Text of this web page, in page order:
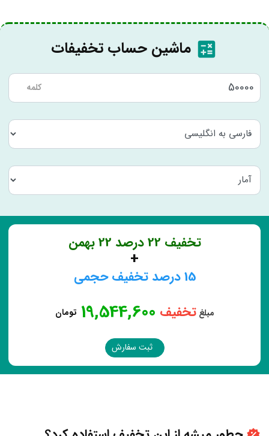
ماشین حساب تخفیفات
کلمه
تخفیف 22 درصد 22 بهمن
+
15درصد تخفیف حجمی
مبلغتخفیف 19,544,600 تومان
ثبت سفارش